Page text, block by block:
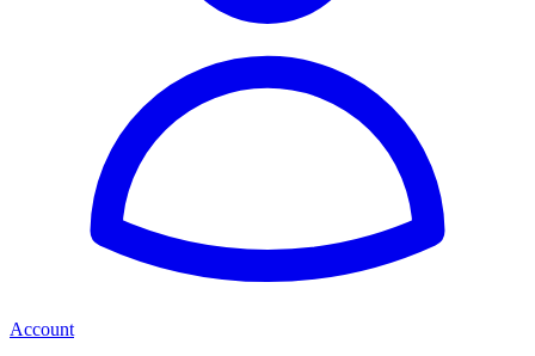
Account